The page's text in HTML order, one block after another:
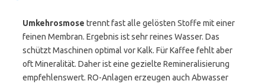
Umkehrosmose trennt fast alle gelösten Stoffe mit einer
feinen Membran. Ergebnis ist sehr reines Wasser. Das
schützt Maschinen optimal vor Kalk. Für Kaffee fehlt aber
oft Mineralität. Daher ist eine gezielte Remineralisierung
empfehlenswert. RO-Anlagen erzeugen auch Abwasser